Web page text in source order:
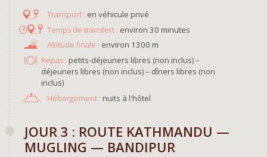
en véhicule privé
environ 30 minutes
environ 1300 m
Repas : petits-déjeuners libres (non inclus) –
déjeuners libres (non inclus) – dîners libres (non
inclus)
Hébergement : nuits à l'hôtel
JOUR 3 : ROUTE KATHMANDU —
MUGLING — BANDIPUR